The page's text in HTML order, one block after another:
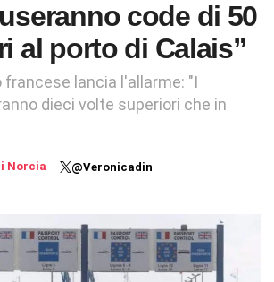
code di 50
al porto di Calais”
francese lancia l'allarme: "I
dieci volte superiori che in
Norcia
@Veronicadin